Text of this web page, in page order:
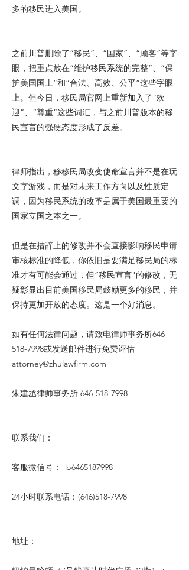
多的移民进入美国。
之前川普删除了“移民”、“国家”、“顾客”等字
眼，把重点放在“维护移民系统的完整”、“保
护美国国土”和“合法、高效、公平”这些字眼
上。但今日，移民局官网上重新加入了“欢
迎”、“尊重”这些词汇，与之前川普版本的移
民宣言的强硬态度形成了反差。
律师指出，移移民局改变使命宣言并不是在玩
文字游戏，而是对未来工作方向以及性质定
调，因为移民系统的改革是属于美国最重要的
国家立国之本之一。
但是在措辞上的修改并不会直接影响移民申请
审核标准的降低，你依旧是要满足移民局的标
准才有可能会通过，但“移民宣言"的修改，无
疑彰显出目前美国移民局鼓励更多的移民，并
保持更加开放的态度。这是一个好消息。
如有任何法律问题，请致电律师事务所646-
518-7998或发送邮件进行免费评估
attorney@zhulawfirm.com
朱建丞律师事务所 646-518-7998
联系我们：
客服微信号： b6465187998
24小时联系电话：(646)518-7998
地址：